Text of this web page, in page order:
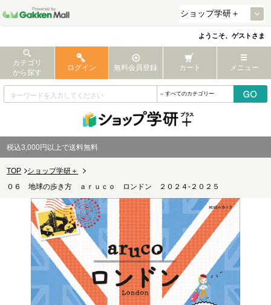
ようこそ、ゲストさま
カテゴリ
から探す
ログイン 無料会員登録 カート メニュー
税込3,000円以上で送料無料
TOP
ショップ学研＋
０６ 地球の歩き方 ａｒｕｃｏ ロンドン ２０２４-２０２５